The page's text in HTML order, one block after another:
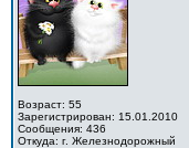
Возраст: 55
Зарегистрирован: 15.01.2010
Сообщения: 436
Откуда: г. Железнодорожный